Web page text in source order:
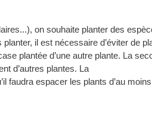
on souhaite planter des
il est nécessaire d’éviter
plantée d’une autre plante. La
d’autres plantes. La
faudra espacer les plants d’au